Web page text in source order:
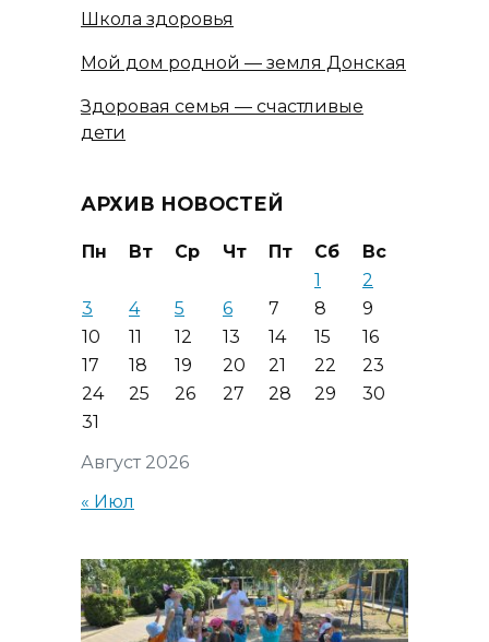
Школа здоровья
Мой дом родной — земля Донская
Здоровая семья — счастливые
дети
АРХИВ НОВОСТЕЙ
Август 2026
Пн Вт Ср Чт Пт Сб
Вс
1
2
3
4 5 6 7 8
9
10
11 12 13 14 15
16
17
18 19 20 21 22
23
24
25 26 27 28 29
30
31
« Июл